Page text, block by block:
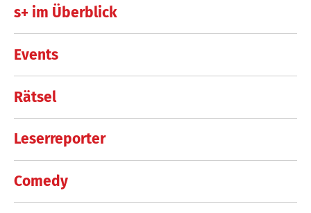
s+ im Überblick
Events
Rätsel
Leserreporter
Comedy